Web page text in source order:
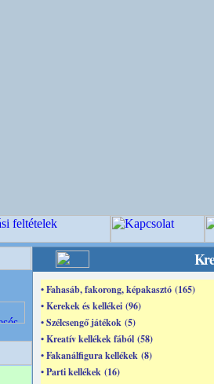
• Fahasáb, fakorong, képakasztó (165)
• Kerekek és kellékei (96)
• Szélcsengő játékok (5)
• Kreatív kellékek fából (58)
• Fakanálfigura kellékek (8)
• Parti kellékek (16)